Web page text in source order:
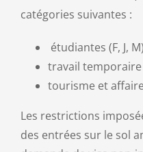
catégories suivantes :
étudiantes (F, J,
travail temporaire
tourisme et
Les restrictions
des entrées sur le sol